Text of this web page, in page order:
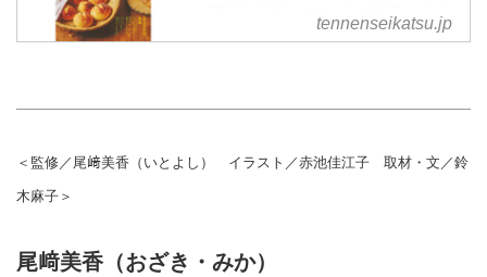
『天然生活』2024年2月号が出来
ました。12月20日（水）発売 で
tennenseikatsu.jp
＜監修／尾﨑美香（いとよし） イラスト／赤池佳江子 取材・文／鈴
木麻子＞
尾﨑美香（おざき・みか）